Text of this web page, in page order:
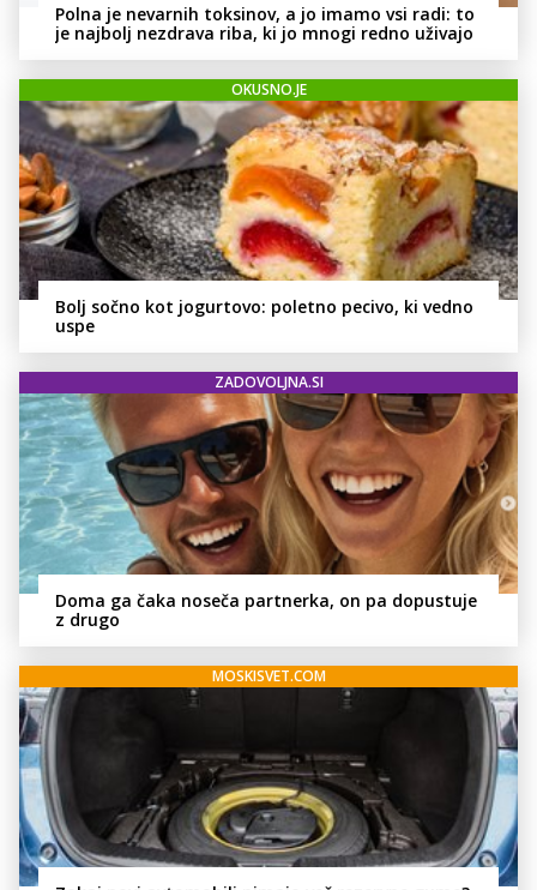
Polna je nevarnih toksinov, a jo imamo vsi radi: to
je najbolj nezdrava riba, ki jo mnogi redno uživajo
OKUSNO.JE
Bolj sočno kot jogurtovo: poletno pecivo, ki vedno
uspe
ZADOVOLJNA.SI
Doma ga čaka noseča partnerka, on pa dopustuje
z drugo
MOSKISVET.COM